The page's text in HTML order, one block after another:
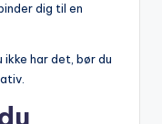
dig til en
har det, bør du